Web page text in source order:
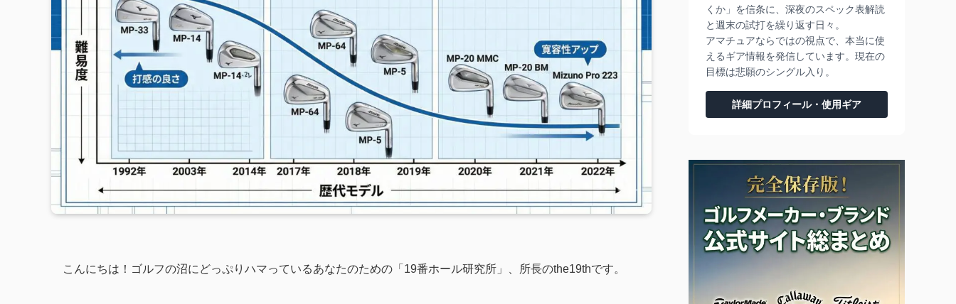
こんにちは！ゴルフの沼にどっぷりハマっているあなたのための「19番ホール研究所」、所長のthe19thです。
くか」を信条に、深夜のスペック表解読
と週末の試打を繰り返す日々。
アマチュアならではの視点で、本当に使
えるギア情報を発信しています。現在の
目標は悲願のシングル入り。
詳細プロフィール・使用ギア